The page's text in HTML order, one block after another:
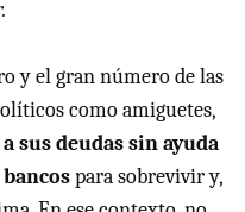
y el gran número de las
como amiguetes,
sus deudas sin ayuda
para sobrevivir y,